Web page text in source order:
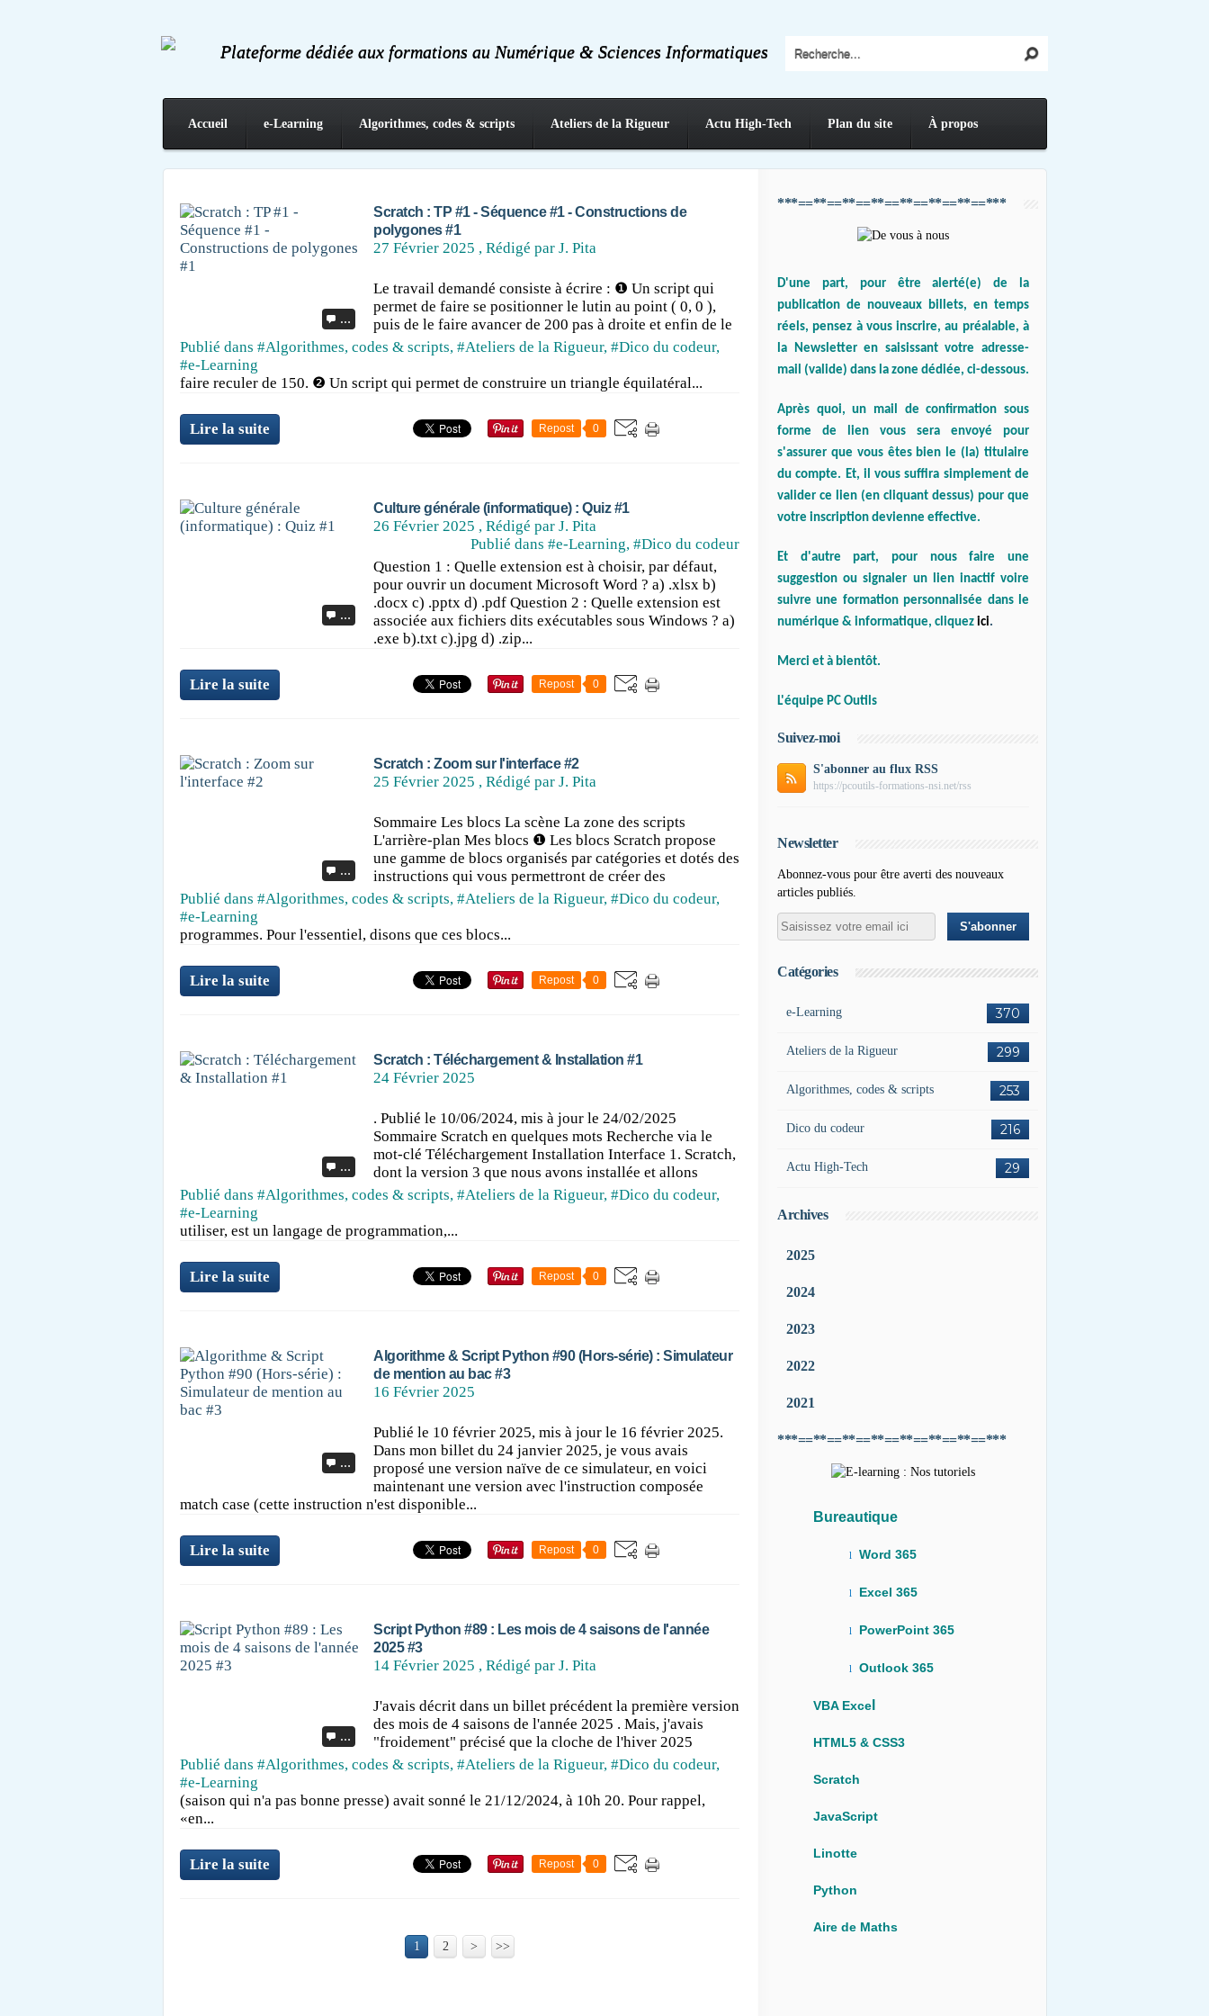
Plateforme dédiée aux formations au Numérique & Sciences Informatiques
Accueil e-Learning Algorithmes, codes & scripts Ateliers de la Rigueur Actu High-Tech Plan du site À propos
…
Scratch : TP #1 - Séquence #1 - Constructions de
polygones #1
27 Février 2025 , Rédigé par J. Pita
Publié dans #Algorithmes, codes & scripts, #Ateliers de la Rigueur, #Dico du codeur,
#e-Learning
Le travail demandé consiste à écrire : ❶ Un script qui
permet de faire se positionner le lutin au point ( 0, 0 ),
puis de le faire avancer de 200 pas à droite et enfin de le
faire reculer de 150. ❷ Un script qui permet de construire un triangle équilatéral...
Lire la suite Repost 0
…
Culture générale (informatique) : Quiz #1
26 Février 2025 , Rédigé par J. Pita
Publié dans #e-Learning, #Dico du codeur
Question 1 : Quelle extension est à choisir, par défaut,
pour ouvrir un document Microsoft Word ? a) .xlsx b)
.docx c) .pptx d) .pdf Question 2 : Quelle extension est
associée aux fichiers dits exécutables sous Windows ? a)
.exe b).txt c).jpg d) .zip...
Lire la suite Repost 0
…
Scratch : Zoom sur l'interface #2
25 Février 2025 , Rédigé par J. Pita
Publié dans #Algorithmes, codes & scripts, #Ateliers de la Rigueur, #Dico du codeur,
#e-Learning
Sommaire Les blocs La scène La zone des scripts
L'arrière-plan Mes blocs ❶ Les blocs Scratch propose
une gamme de blocs organisés par catégories et dotés des
instructions qui vous permettront de créer des
programmes. Pour l'essentiel, disons que ces blocs...
Lire la suite Repost 0
…
Scratch : Téléchargement & Installation #1
24 Février 2025
Publié dans #Algorithmes, codes & scripts, #Ateliers de la Rigueur, #Dico du codeur,
#e-Learning
. Publié le 10/06/2024, mis à jour le 24/02/2025
Sommaire Scratch en quelques mots Recherche via le
mot-clé Téléchargement Installation Interface 1. Scratch,
dont la version 3 que nous avons installée et allons
utiliser, est un langage de programmation,...
Lire la suite Repost 0
…
Algorithme & Script Python #90 (Hors-série) : Simulateur
de mention au bac #3
16 Février 2025
Publié le 10 février 2025, mis à jour le 16 février 2025.
Dans mon billet du 24 janvier 2025, je vous avais
proposé une version naïve de ce simulateur, en voici
maintenant une version avec l'instruction composée
match case (cette instruction n'est disponible...
Lire la suite Repost 0
…
Script Python #89 : Les mois de 4 saisons de l'année
2025 #3
14 Février 2025 , Rédigé par J. Pita
Publié dans #Algorithmes, codes & scripts, #Ateliers de la Rigueur, #Dico du codeur,
#e-Learning
J'avais décrit dans un billet précédent la première version
des mois de 4 saisons de l'année 2025 . Mais, j'avais
"froidement" précisé que la cloche de l'hiver 2025
(saison qui n'a pas bonne presse) avait sonné le 21/12/2024, à 10h 20. Pour rappel,
«en...
Lire la suite Repost 0
1 2 > >>
***==**==**==**==**==**==**==***
D'une part, pour être alerté(e) de la
publication de nouveaux billets, en temps
réels, pensez à vous inscrire, au préalable, à
la Newsletter en saisissant votre adresse-
mail (valide) dans la zone dédiée, ci-dessous.
Après quoi, un mail de confirmation sous
forme de lien vous sera envoyé pour
s'assurer que vous êtes bien le (la) titulaire
du compte. Et, il vous suffira simplement de
valider ce lien (en cliquant dessus) pour que
votre inscription devienne effective.
Et d'autre part, pour nous faire une
suggestion ou signaler un lien inactif voire
suivre une formation personnalisée dans le
numérique & informatique, cliquez ici.
Merci et à bientôt.
L'équipe PC Outils
Suivez-moi
S'abonner au flux RSS
https://pcoutils-formations-nsi.net/rss
Newsletter
Abonnez-vous pour être averti des nouveaux
articles publiés.
Catégories
370
e-Learning
299
Ateliers de la Rigueur
253
Algorithmes, codes & scripts
216
Dico du codeur
29
Actu High-Tech
Archives
2025
2024
2023
2022
2021
***==**==**==**==**==**==**==***
Bureautique
l Word 365
l Excel 365
l PowerPoint 365
l Outlook 365
VBA Exce
HTML5 & CSS3
Scratch
JavaScript
Linotte
Python
Aire de Maths